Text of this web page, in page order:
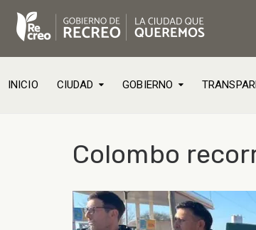
INICIO CIUDAD GOBIERNO
Colombo